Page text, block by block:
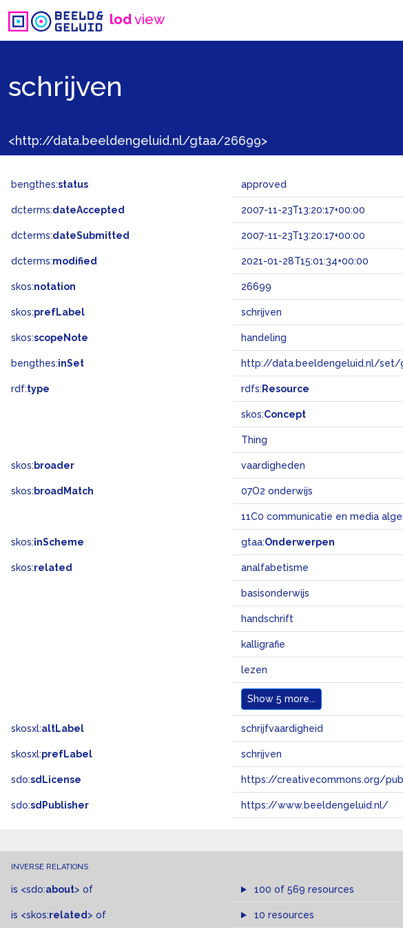
lodview
schrijven
<http://data.beeldengeluid.nl/gtaa/26699>
bengthes:status approved
dcterms:dateAccepted 2007-11-23T13:20:17+00:00
dcterms:dateSubmitted 2007-11-23T13:20:17+00:00
dcterms:modified 2021-01-28T15:01:34+00:00
skos:notation 26699
skos:prefLabel schrijven
skos:scopeNote handeling
bengthes:inSet http://data.beeldengeluid.nl/set/
rdf:type rdfs: Resource
skos:Concept
Thing
skos: broader vaardigheden
skos: broadMatch 07O2 onderwijs
11C0 communicatie en media
skos:inScheme gtaa:Onderwerpen
skos:related analfabetisme
basisonderwijs
handschrift
kalligrafie
lezen
Show 5 more...
skosxl:altLabel schrijfvaardigheid
skosxl:prefLabel schrijven
sdo:sdLicense https://creativecommons.org/
sdo:sdPublisher https://www.beeldengeluid.nl/
INVERSE RELATIONS
is <sdo:about> of 100 of 569 resources
is <skos:related > of 10 resources